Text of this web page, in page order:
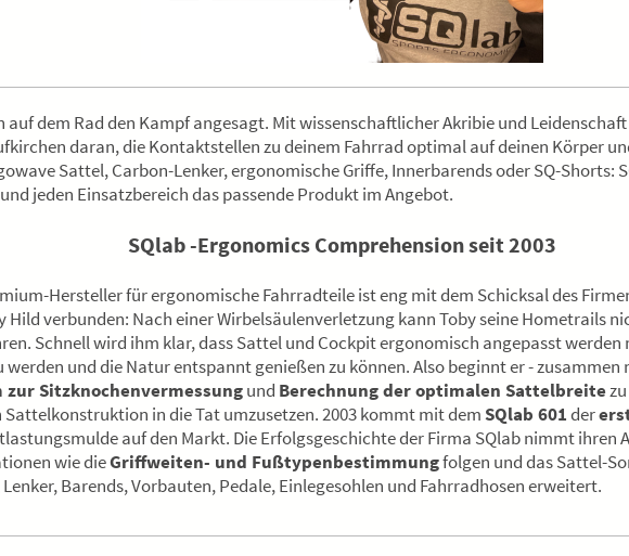
auf dem Rad den Kampf angesagt. Mit wissenschaftlicher Akribie und
daran, die Kontaktstellen zu deinem Fahrrad optimal auf deinen Körper
Sattel, Carbon-Lenker, ergonomische Griffe, Innerbarends oder SQ-Shorts:
jeden Einsatzbereich das passende Produkt im Angebot.
SQlab -Ergonomics Comprehension seit 2003
Hersteller für ergonomische Fahrradteile ist eng mit dem Schicksal des
Hild verbunden: Nach einer Wirbelsäulenverletzung kann Toby seine Hometrails
Schnell wird ihm klar, dass Sattel und Cockpit ergonomisch angepasst werden
und die Natur entspannt genießen zu können. Also beginnt er - zusammen
zur Sitzknochenvermessungund Berechnung der optimalen Sattelbreite
in die Tat umzusetzen. 2003 kommt mit demSQlab 601der
auf den Markt. Die Erfolgsgeschichte der Firma SQlab nimmt ihren
wie dieGriffweiten- und Fußtypenbestimmungfolgen und das Sattel-
Barends, Vorbauten, Pedale, Einlegesohlen und Fahrradhosen erweitert.